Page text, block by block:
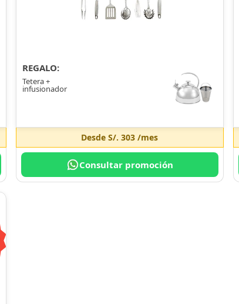
REGALO:
Tetera +
infusionador
DesdeS/. 303 /mes
Consultar promoción